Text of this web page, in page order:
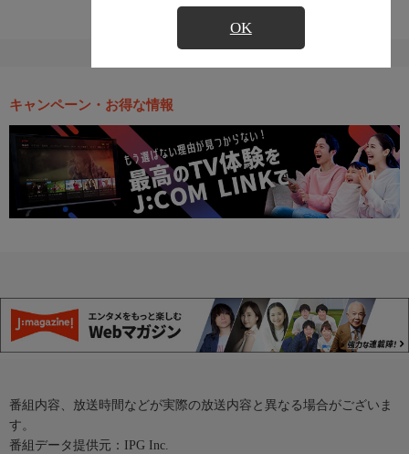
OK
キャンペーン・お得な情報
番組内容、放送時間などが実際の放送内容と異なる場合がございま
す。
番組データ提供元：IPG Inc.